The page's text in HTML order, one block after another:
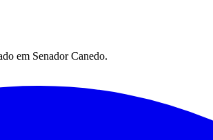
em Senador Canedo.